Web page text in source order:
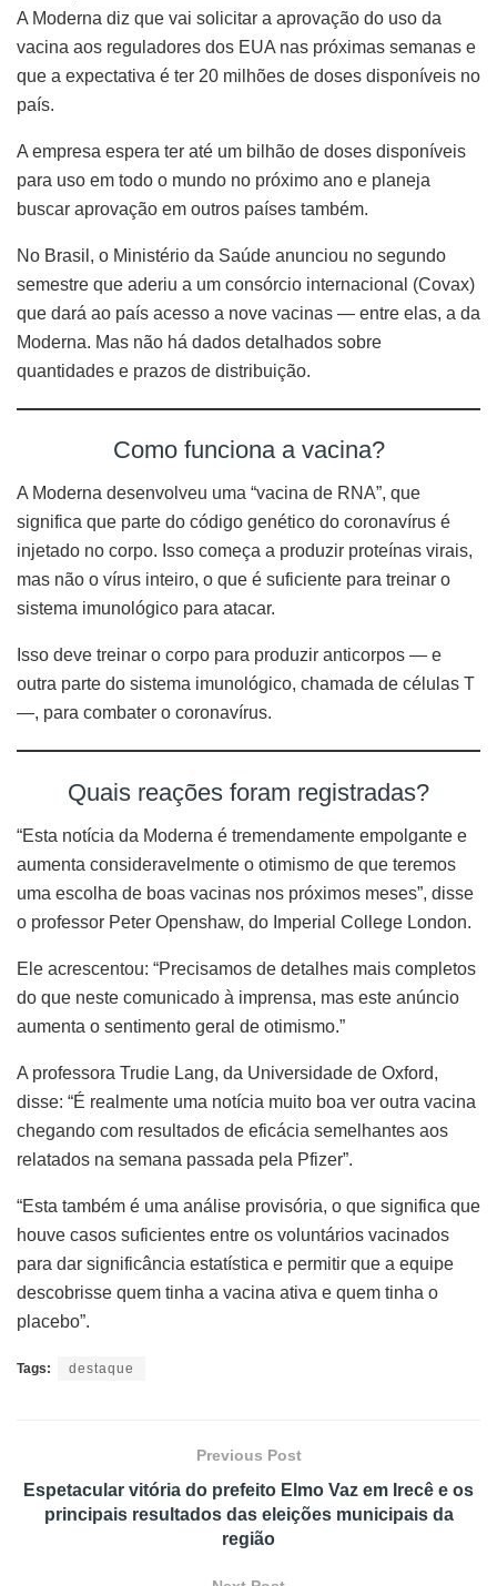
A Moderna diz que vai solicitar a aprovação do uso da
vacina aos reguladores dos EUA nas próximas semanas e
que a expectativa é ter 20 milhões de doses disponíveis no
país.
A empresa espera ter até um bilhão de doses disponíveis
para uso em todo o mundo no próximo ano e planeja
buscar aprovação em outros países também.
No Brasil, o Ministério da Saúde anunciou no segundo
semestre que aderiu a um consórcio internacional (Covax)
que dará ao país acesso a nove vacinas — entre elas, a da
Moderna. Mas não há dados detalhados sobre
quantidades e prazos de distribuição.
Como funciona a vacina?
A Moderna desenvolveu uma “vacina de RNA”, que
significa que parte do código genético do coronavírus é
injetado no corpo. Isso começa a produzir proteínas virais,
mas não o vírus inteiro, o que é suficiente para treinar o
sistema imunológico para atacar.
Isso deve treinar o corpo para produzir anticorpos — e
outra parte do sistema imunológico, chamada de células T
—, para combater o coronavírus.
Quais reações foram registradas?
“Esta notícia da Moderna é tremendamente empolgante e
aumenta consideravelmente o otimismo de que teremos
uma escolha de boas vacinas nos próximos meses”, disse
o professor Peter Openshaw, do Imperial College London.
Ele acrescentou: “Precisamos de detalhes mais completos
do que neste comunicado à imprensa, mas este anúncio
aumenta o sentimento geral de otimismo.”
A professora Trudie Lang, da Universidade de Oxford,
disse: “É realmente uma notícia muito boa ver outra vacina
chegando com resultados de eficácia semelhantes aos
relatados na semana passada pela Pfizer”.
“Esta também é uma análise provisória, o que significa que
houve casos suficientes entre os voluntários vacinados
para dar significância estatística e permitir que a equipe
descobrisse quem tinha a vacina ativa e quem tinha o
placebo”.
Tags: destaque
Previous Post
Espetacular vitória do prefeito Elmo Vaz em Irecê e os
principais resultados das eleições municipais da
região